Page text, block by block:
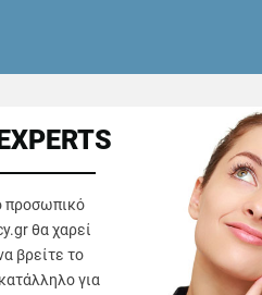
προσωπικό
θα χαρεί
βρείτε το
για